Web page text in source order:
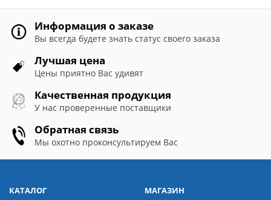
Информация о заказе
Вы всегда будете знать статус своего заказа
Лучшая цена
Цены приятно Вас удивят
Качественная продукция
У нас проверенные поставщики
Обратная связь
Мы охотно проконсультируем Вас
КАТАЛОГ
МАГАЗИН